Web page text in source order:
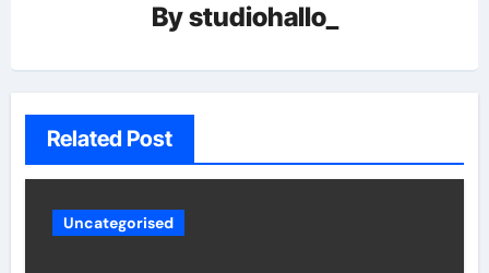
Bystudiohallo_
Related Post
Uncategorised